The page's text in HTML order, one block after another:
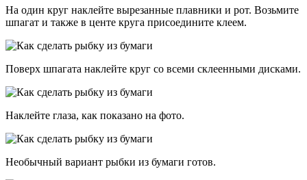
На один круг наклейте вырезанные плавники и рот. Возьмите
шпагат и также в центе круга присоедините клеем.
Поверх шпагата наклейте круг со всеми склеенными дисками.
Наклейте глаза, как показано на фото.
Необычный вариант рыбки из бумаги готов.